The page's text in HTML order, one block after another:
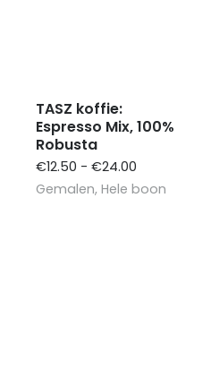
TASZ koffie:
Espresso Mix, 100%
Robusta
€12.50 - €24.00
€12.50
Gemalen, Hele boon